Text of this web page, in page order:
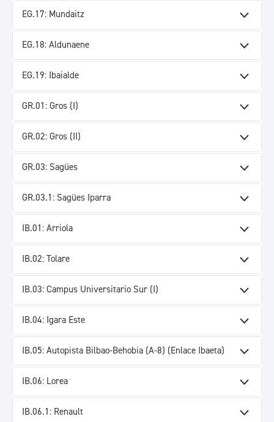
EG.17: Mundaitz
EG.18: Aldunaene
EG.19: Ibaialde
GR.01: Gros (I)
GR.02: Gros (II)
GR.03: Sagües
GR.03.1: Sagües Iparra
IB.01: Arriola
IB.02: Tolare
IB.03: Campus Universitario Sur (I)
IB.04: Igara Este
IB.05: Autopista Bilbao-Behobia (A-8) (Enlace Ibaeta)
IB.06: Lorea
IB.06.1: Renault